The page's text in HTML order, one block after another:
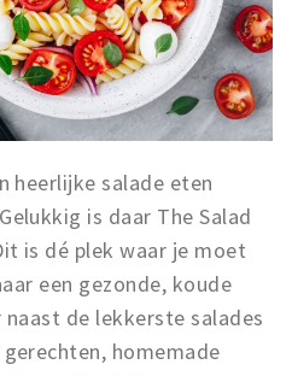
heerlijke salade eten
is daar The Salad
is dé plek waar je moet
een gezonde, koude
de lekkerste salades
homemade